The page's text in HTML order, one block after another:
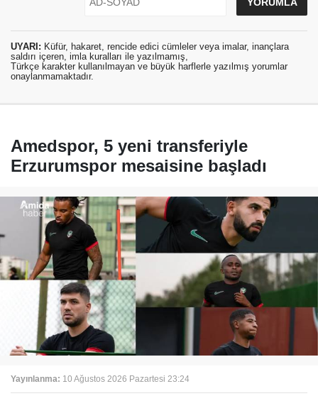
UYARI: Küfür, hakaret, rencide edici cümleler veya imalar, inançlara
saldırı içeren, imla kuralları ile yazılmamış,
Türkçe karakter kullanılmayan ve büyük harflerle yazılmış yorumlar
onaylanmamaktadır.
Amedspor, 5 yeni transferiyle
Erzurumspor mesaisine başladı
Yayınlanma: 10 Ağustos 2026 Pazartesi 23:24